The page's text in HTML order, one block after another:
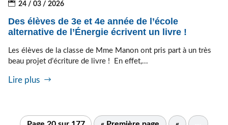
24 / 03 / 2026
Des élèves de 3e et 4e année de l’école
alternative de l’Énergie écrivent un livre !
Les élèves de la classe de Mme Manon ont pris part à un très
beau projet d’écriture de livre ! En effet,...
Lire plus